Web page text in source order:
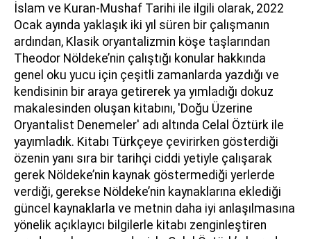
İslam ve Kuran-Mushaf Tarihi ile ilgili olarak, 2022
Ocak ayında yaklaşık iki yıl süren bir çalışmanın
ardından, Klasik oryantalizmin köşe taşlarından
Theodor Nöldeke’nin çalıştığı konular hakkında
genel oku yucu için çeşitli zamanlarda yazdığı ve
kendisinin bir araya getirerek ya yımladığı dokuz
makalesinden oluşan kitabını, 'Doğu Üzerine
Oryantalist Denemeler' adı altında Celal Öztürk ile
yayımladık. Kitabı Türkçeye çevirirken gösterdiği
özenin yanı sıra bir tarihçi ciddi yetiyle çalışarak
gerek Nöldeke’nin kaynak göstermediği yerlerde
verdiği, gerekse Nöldeke’nin kaynaklarına eklediği
güncel kaynaklarla ve metnin daha iyi anlaşılmasına
yönelik açıklayıcı bilgilerle kitabı zenginleştiren